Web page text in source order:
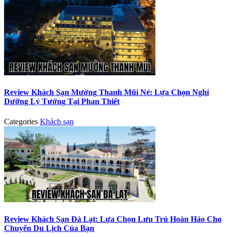
Review Khách Sạn Mường Thanh Mũi Né: Lựa Chọn Nghỉ
Dưỡng Lý Tưởng Tại Phan Thiết
Categories Khách sạn
Review Khách Sạn Đà Lạt: Lựa Chọn Lưu Trú Hoàn Hảo Cho
Chuyến Du Lịch Của Bạn